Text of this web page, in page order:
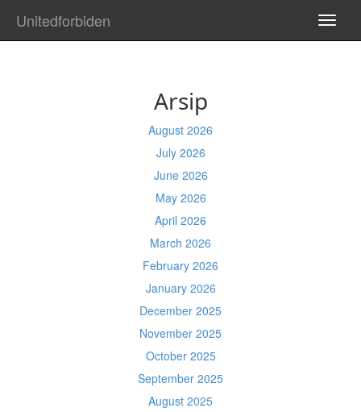
Unitedforbiden
Arsip
August 2026
July 2026
June 2026
May 2026
April 2026
March 2026
February 2026
January 2026
December 2025
November 2025
October 2025
September 2025
August 2025